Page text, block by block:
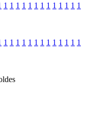
1 1 1 1 1 1 1 1 1 1 1 1 1
1 1 1 1 1 1 1 1 1 1 1 1 1